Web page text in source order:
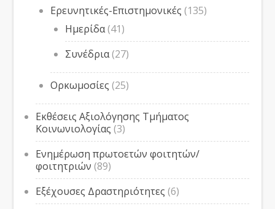
Ερευνητικές-Επιστημονικές (135)
Ημερίδα(41)
Συνέδρια(27)
Ορκωμοσίες (25)
Εκθέσεις Αξιολόγησης Τμήματος
Κοινωνιολογίας (3)
Ενημέρωση πρωτοετών φοιτητών/
φοιτητριών (89)
Εξέχουσες Δραστηριότητες (6)